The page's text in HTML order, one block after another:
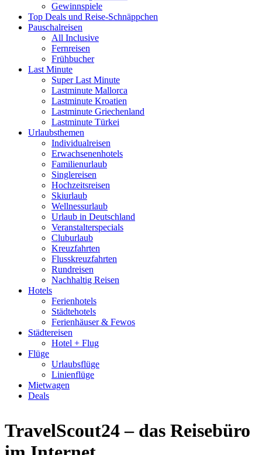
Gewinnspiele
Top Deals und Reise-Schnäppchen
Pauschalreisen
All Inclusive
Fernreisen
Frühbucher
Last Minute
Super Last Minute
Lastminute Mallorca
Lastminute Kroatien
Lastminute Griechenland
Lastminute Türkei
Urlaubsthemen
Individualreisen
Erwachsenenhotels
Familienurlaub
Singlereisen
Hochzeitsreisen
Skiurlaub
Wellnessurlaub
Urlaub in Deutschland
Veranstalterspecials
Cluburlaub
Kreuzfahrten
Flusskreuzfahrten
Rundreisen
Nachhaltig Reisen
Hotels
Ferienhotels
Städtehotels
Ferienhäuser & Fewos
Städtereisen
Hotel + Flug
Flüge
Urlaubsflüge
Linienflüge
Mietwagen
Deals
TravelScout24 – das Reisebüro